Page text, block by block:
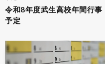
令和8年度武生高校年間行事
予定